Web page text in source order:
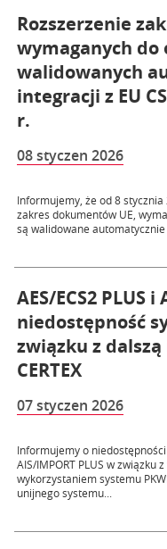
Rozszerzenie
wymaganych do
walidowanych
integracji z EU
r.
08 styczen 2026
Informujemy, że od 8
zakres dokumentów UE,
są walidowane automatycznie
AES/ECS2 PLUS
niedostępność
związku z dalszą
CERTEX
07 styczen 2026
Informujemy o niedostępności
AIS/IMPORT PLUS w związku
wykorzystaniem systemu
unijnego systemu...